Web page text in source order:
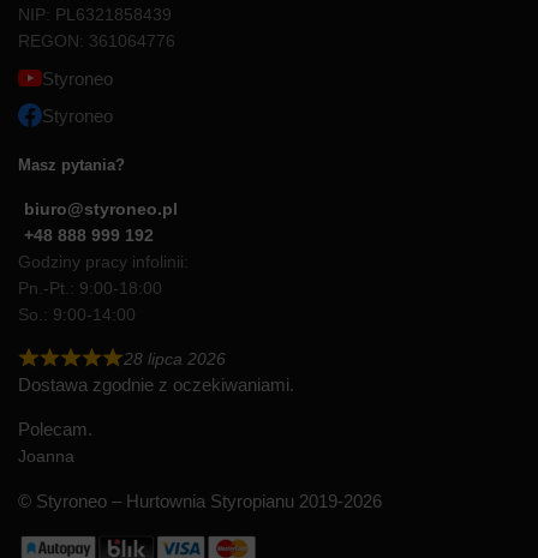
NIP: PL6321858439
REGON: 361064776
Styroneo
Styroneo
Masz pytania?
biuro@styroneo.pl
+48 888 999 192
Godziny pracy infolinii:
Pn.-Pt.: 9:00-18:00
So.: 9:00-14:00
28 lipca 2026
Dostawa zgodnie z oczekiwaniami.
Polecam.
Joanna
© Styroneo – Hurtownia Styropianu 2019-2026